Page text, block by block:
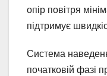
опір повітря
підтримує
Система
початковій фазі